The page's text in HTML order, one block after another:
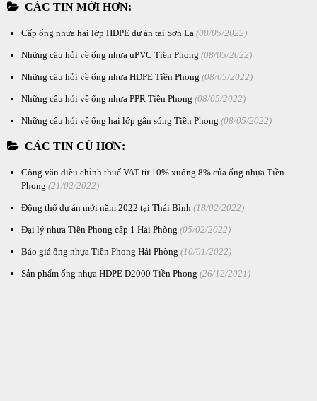
CÁC TIN MỚI HƠN:
Cấp ống nhựa hai lớp HDPE dự án tại Sơn La (08/05/2022)
Những câu hỏi về ống nhựa uPVC Tiền Phong (08/05/2022)
Những câu hỏi về ống nhựa HDPE Tiền Phong (08/05/2022)
Những câu hỏi về ống nhựa PPR Tiền Phong (08/05/2022)
Những câu hỏi về ống hai lớp gân sóng Tiền Phong (08/05/2022)
CÁC TIN CŨ HƠN:
Công văn điều chỉnh thuế VAT từ 10% xuống 8% của ống nhựa Tiền
Phong (21/02/2022)
Động thổ dự án mới năm 2022 tại Thái Bình (18/02/2022)
Đại lý nhựa Tiền Phong cấp 1 Hải Phòng (05/02/2022)
Báo giá ống nhựa Tiền Phong Hải Phòng (10/01/2022)
Sản phẩm ống nhựa HDPE D2000 Tiền Phong (26/12/2021)